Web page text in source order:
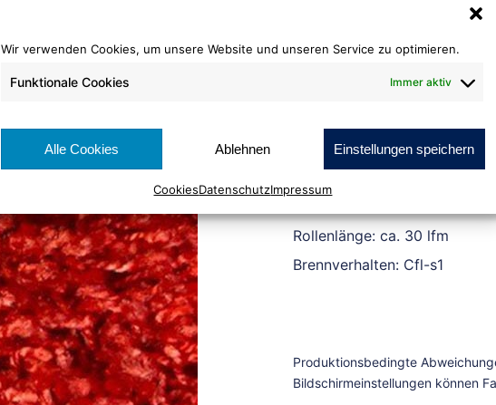
Wir verwenden Cookies, um unsere Website und unseren Service zu optimieren.
Funktionale Cookies Immer aktiv
Alle Cookies Ablehnen Einstellungen speichern
CookiesDatenschutzImpressum
320 rot | 400 rot
Rollenlänge: ca. 30 lfm
Brennverhalten: Cfl-s1